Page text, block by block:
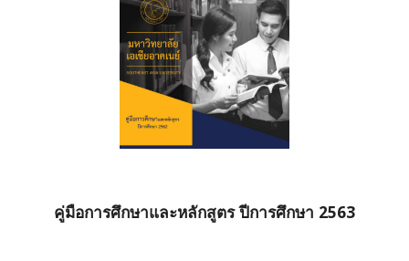
คู่มือการศึกษาและหลักสูตร ปีการศึกษา 2563